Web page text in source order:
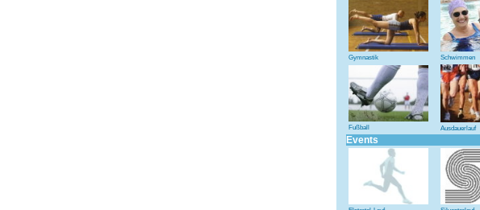
Gymnastik Schwimmen
Fußball Ausdauerlauf
Events